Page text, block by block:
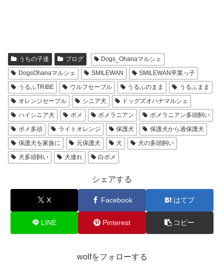
うちの子達 ブログ
Dogs_Ohanaマルシェ
DogsOhanaマルシェ
SMILEWAN
SMILEWAN卒業っ子
うるふTRIBE
ウルフセーブル うるふのまま
うるふまま
オレンジセーブル
シニア犬
ドッグズオハナマルシェ
ハイシニア犬
ポメ ポメラニアン
ポメラニアン多頭飼い
ポメ多頭
ライトオレンジ 保護犬
保護犬から過保護犬
保護犬を家族に
元保護犬 犬
犬の多頭飼い
犬多頭飼い
犬連れ 白ポメ
シェアする
X Facebook はてブ
LINE Pinterest コピー
wolfをフォローする